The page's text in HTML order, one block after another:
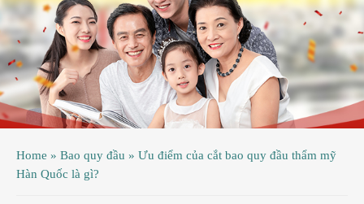
Home » Bao quy đầu » Ưu điểm của cắt bao quy đầu thẩm mỹ
Hàn Quốc là gì?